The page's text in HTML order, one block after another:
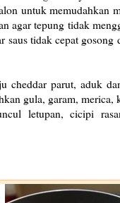
untuk memudahkan
agar tepung tidak
saus tidak cepat
cheddar parut, aduk
gula, garam,
letupan, cicipi